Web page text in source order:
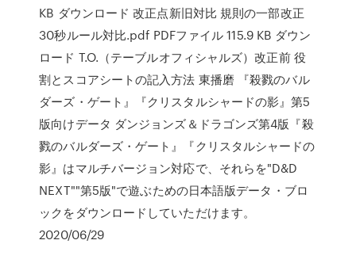
KB ダウンロード 改正点新旧対比 規則の一部改正
30秒ルール対比.pdf PDFファイル 115.9 KB ダウン
ロード T.O.（テーブルオフィシャルズ）改正前 役
割とスコアシートの記入方法 東播磨 『殺戮のバル
ダーズ・ゲート』『クリスタルシャードの影』第5
版向けデータ ダンジョンズ＆ドラゴンズ第4版『殺
戮のバルダーズ・ゲート』『クリスタルシャードの
影』はマルチバージョン対応で、それらを"D&D
NEXT""第5版"で遊ぶための日本語版データ・ブロ
ックをダウンロードしていただけます。
2020/06/29